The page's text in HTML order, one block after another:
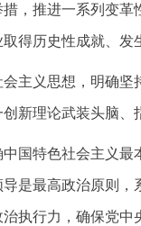
，推进一系列变
得历史性成就、
主义思想，明确坚
新理论武装头脑
国特色社会主义最
是最高政治原则
执行力，确保党